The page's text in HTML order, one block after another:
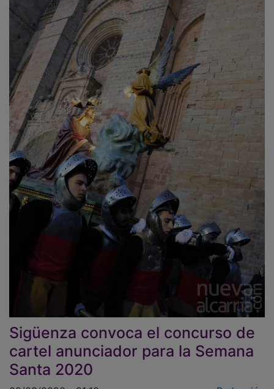
Sigüenza convoca el concurso de
cartel anunciador para la Semana
Santa 2020